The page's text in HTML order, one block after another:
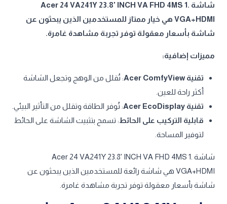
شاشة Acer 24 VA241Y 23.8' INCH VA FHD 4MS 1.
VGA+HDMI هي خيار ممتاز للمستخدمين الذين يبحثون عن
شاشة بأسعار معقولة توفر تجربة مشاهدة غامرة.
مميزات إضافية:
تقنية Acer ComfyView
: تُقلل من الوهج وتجعل الشاشة
أكثر راحة للعين.
تقنية Acer EcoDisplay
: تُوفر الطاقة وتقلل من التأثير البيئي.
قابلية التركيب على الحائط: تسمح بتثبيت الشاشة على الحائط
لتوفير المساحة.
شاشة Acer 24 VA241Y 23.8' INCH VA FHD 4MS 1.
VGA+HDMI هي شاشة رائعة للمستخدمين الذين يبحثون عن
شاشة بأسعار معقولة توفر تجربة مشاهدة غامرة.